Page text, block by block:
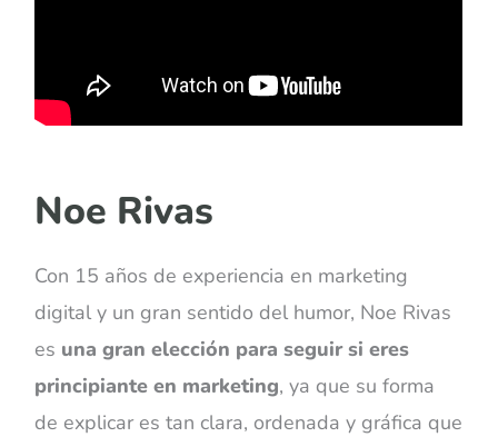
Noe Rivas
Con 15 años de experiencia en marketing
digital y un gran sentido del humor, Noe Rivas
es una gran elección para seguir si eres
principiante en marketing, ya que su forma
de explicar es tan clara, ordenada y gráfica que